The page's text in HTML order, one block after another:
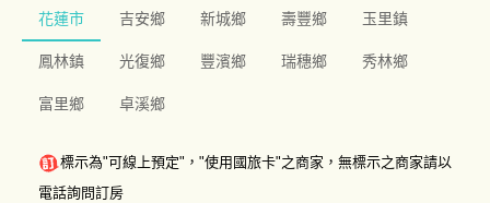
花蓮市 吉安鄉 新城鄉 壽豐鄉 玉里鎮
鳳林鎮 光復鄉 豐濱鄉 瑞穗鄉 秀林鄉
富里鄉 卓溪鄉
標示為"可線上預定"，"使用國旅卡"之商家，無標示之商家請以
電話詢問訂房